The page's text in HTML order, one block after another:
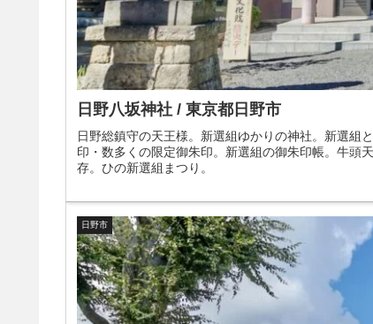
日野八坂神社 / 東京都日野市
日野総鎮守の天王様。新選組ゆかりの神社。新選組
印・数多くの限定御朱印。新選組の御朱印帳。牛頭
存。ひの新選組まつり。
日野市